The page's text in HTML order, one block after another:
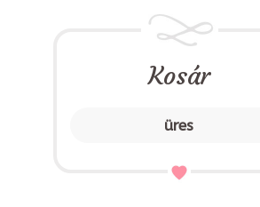
Kosár
üres